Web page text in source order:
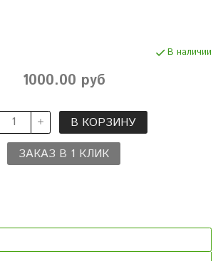
В наличии
1000.00 руб
В КОРЗИНУ
ЗАКАЗ В 1 КЛИК